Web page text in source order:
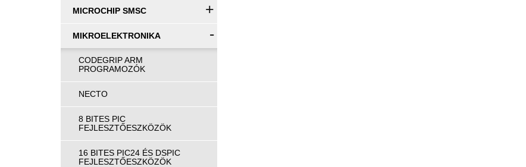
MICROCHIP SMSC +
MIKROELEKTRONIKA -
CODEGRIP ARM
PROGRAMOZÓK
NECTO
8 BITES PIC
FEJLESZTŐESZKÖZÖK
16 BITES PIC24 ÉS DSPIC
FEJLESZTŐESZKÖZÖK